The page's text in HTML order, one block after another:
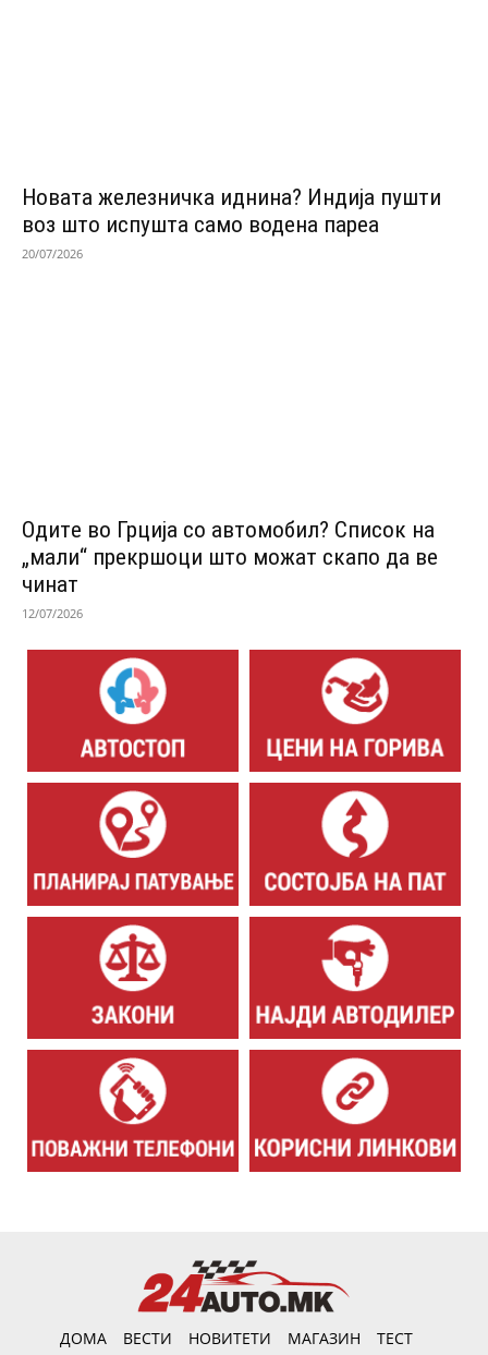
Новата железничка иднина? Индија пушти
воз што испушта само водена пареа
20/07/2026
Одитe во Грција со автомобил? Список на
„мали“ прекршоци што можат скапо да ве
чинат
12/07/2026
ДОМА ВЕСТИ НОВИТЕТИ МАГАЗИН ТЕСТ